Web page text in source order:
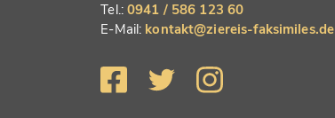
Tel.:0941 / 586 123 60
E-Mail: kontakt@ziereis-faksimiles.de